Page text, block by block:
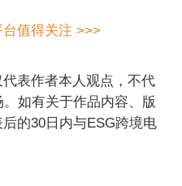
值得关注 >>>
表作者本人观点，不代
如有关于作品内容、版
的30日内与ESG跨境电